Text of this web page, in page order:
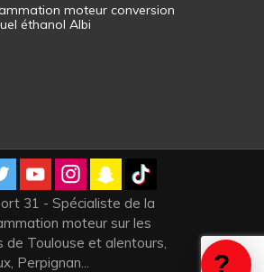
moteur conversion
éthanol Albi
31 - Spécialiste de la
moteur sur les
de Toulouse et alentours,
Perpignan...